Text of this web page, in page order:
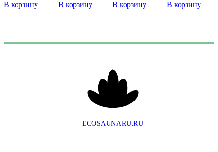
В корзину В корзину В корзину В корзину
ECOSAUNARU.RU